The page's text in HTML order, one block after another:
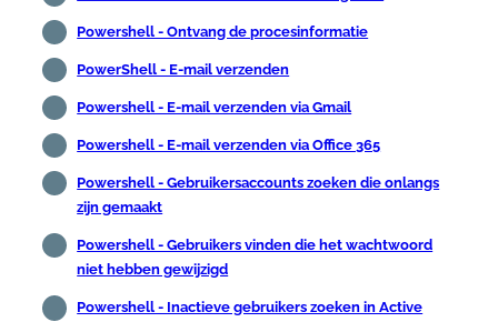
Powershell - Ontvang de procesinformatie
PowerShell - E-mail verzenden
Powershell - E-mail verzenden via Gmail
Powershell - E-mail verzenden via Office 365
Powershell - Gebruikersaccounts zoeken die onlangs
zijn gemaakt
Powershell - Gebruikers vinden die het wachtwoord
niet hebben gewijzigd
Powershell - Inactieve gebruikers zoeken in Active